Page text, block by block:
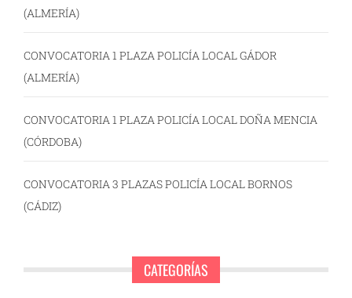
(ALMERÍA)
CONVOCATORIA 1 PLAZA POLICÍA LOCAL GÁDOR
(ALMERÍA)
CONVOCATORIA 1 PLAZA POLICÍA LOCAL DOÑA MENCIA
(CÓRDOBA)
CONVOCATORIA 3 PLAZAS POLICÍA LOCAL BORNOS
(CÁDIZ)
CATEGORÍAS